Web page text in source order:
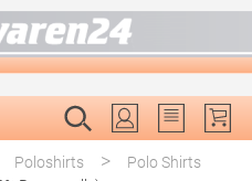
Du hast 0
Poloshirts > Polo Shirts